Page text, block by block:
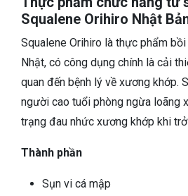
Squalene Orihiro Nhật
Squalene Orihiro là thực phẩm
Nhật, có công dụng chính là cải
quan đến bệnh lý về xương khớp.
người cao tuổi phòng ngừa loãng
trạng đau nhức xương khớp khi
Thành phần
Sụn vi cá mập